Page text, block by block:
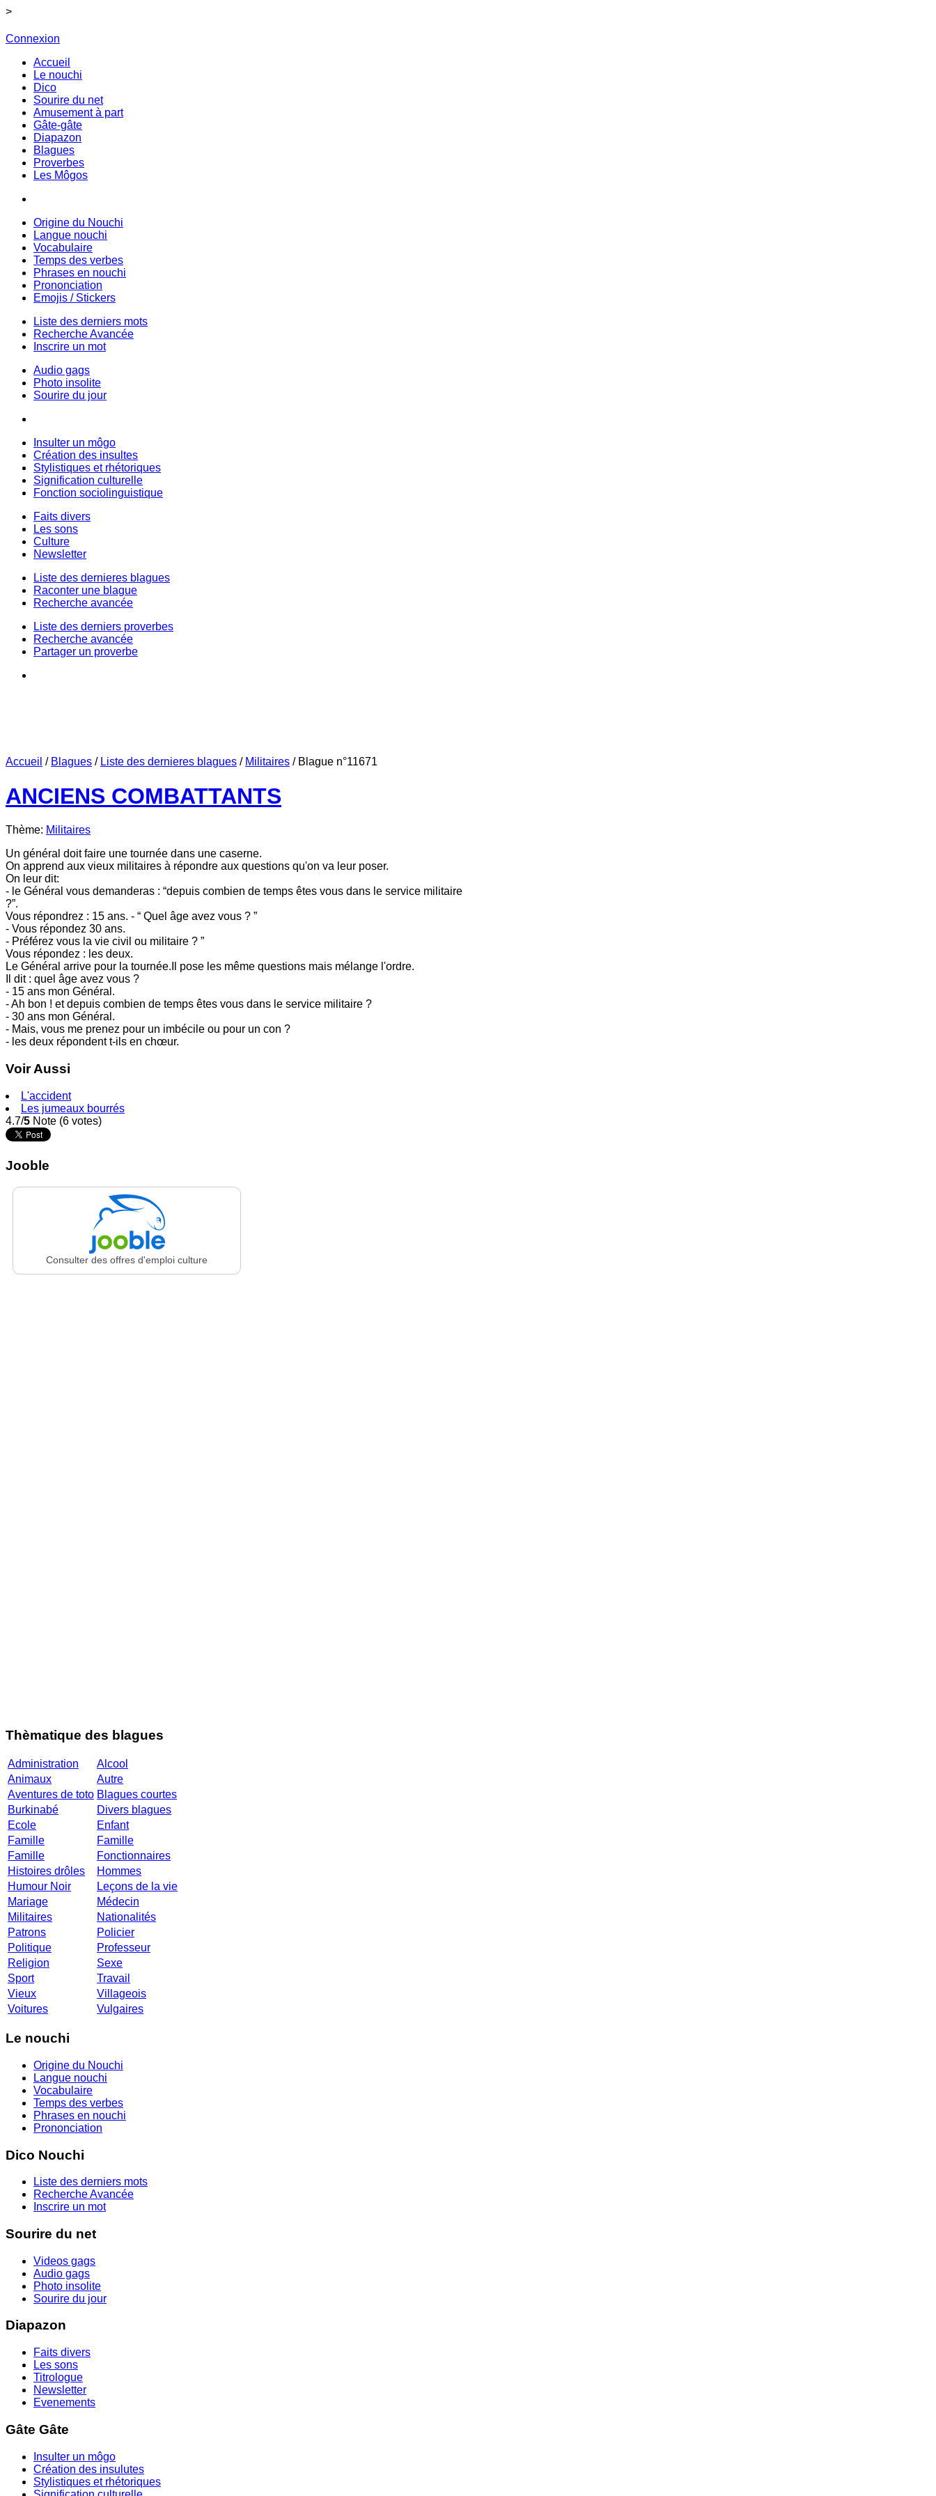
>
Connexion
Accueil
Le nouchi
Dico
Sourire du net
Amusement à part
Gâte-gâte
Diapazon
Blagues
Proverbes
Les Môgos
Origine du Nouchi
Langue nouchi
Vocabulaire
Temps des verbes
Phrases en nouchi
Prononciation
Emojis / Stickers
Liste des derniers mots
Recherche Avancée
Inscrire un mot
Audio gags
Photo insolite
Sourire du jour
Insulter un môgo
Création des insultes
Stylistiques et rhétoriques
Signification culturelle
Fonction sociolinguistique
Faits divers
Les sons
Culture
Newsletter
Liste des dernieres blagues
Raconter une blague
Recherche avancée
Liste des derniers proverbes
Recherche avancée
Partager un proverbe
Accueil / Blagues / Liste des dernieres blagues / Militaires / Blague n°11671
ANCIENS COMBATTANTS
Thème: Militaires
Un général doit faire une tournée dans une caserne.
On apprend aux vieux militaires à répondre aux questions qu'on va leur poser.
On leur dit:
- le Général vous demanderas : “depuis combien de temps êtes vous dans le service militaire
?”.
Vous répondrez : 15 ans. - “ Quel âge avez vous ? ”
- Vous répondez 30 ans.
- Préférez vous la vie civil ou militaire ? ”
Vous répondez : les deux.
Le Général arrive pour la tournée.Il pose les même questions mais mélange l'ordre.
Il dit : quel âge avez vous ?
- 15 ans mon Général.
- Ah bon ! et depuis combien de temps êtes vous dans le service militaire ?
- 30 ans mon Général.
- Mais, vous me prenez pour un imbécile ou pour un con ?
- les deux répondent t-ils en chœur.
Voir Aussi
L'accident
Les jumeaux bourrés
4.7/5 Note (6 votes)
Jooble
Consulter des offres d'emploi culture
Thèmatique des blagues
Administration
Alcool
Animaux
Autre
Aventures de toto Blagues courtes
Burkinabé
Divers blagues
Ecole
Enfant
Famille
Famille
Famille
Fonctionnaires
Histoires drôles
Hommes
Humour Noir
Leçons de la vie
Mariage
Médecin
Militaires
Nationalités
Patrons
Policier
Politique
Professeur
Religion
Sexe
Sport
Travail
Vieux
Villageois
Voitures
Vulgaires
Le nouchi
Origine du Nouchi
Langue nouchi
Vocabulaire
Temps des verbes
Phrases en nouchi
Prononciation
Dico Nouchi
Liste des derniers mots
Recherche Avancée
Inscrire un mot
Sourire du net
Videos gags
Audio gags
Photo insolite
Sourire du jour
Diapazon
Faits divers
Les sons
Titrologue
Newsletter
Evenements
Gâte Gâte
Insulter un môgo
Création des insulutes
Stylistiques et rhétoriques